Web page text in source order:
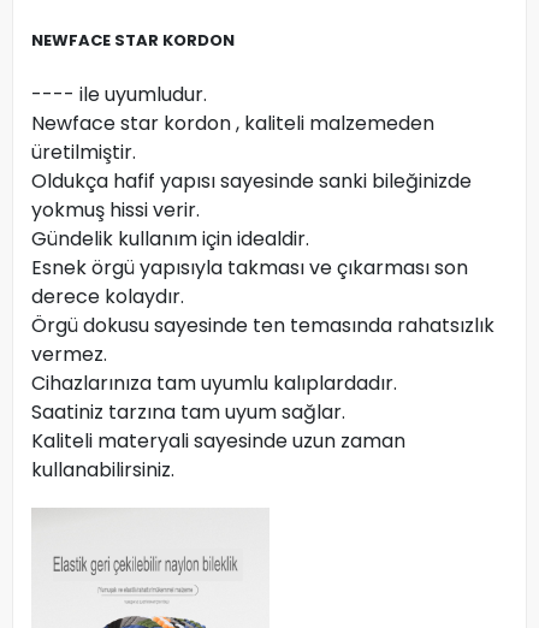
NEWFACE STAR KORDON
---- ile uyumludur.
Newface star kordon , kaliteli malzemeden
üretilmiştir.
Oldukça hafif yapısı sayesinde sanki bileğinizde
yokmuş hissi verir.
Gündelik kullanım için idealdir.
Esnek örgü yapısıyla takması ve çıkarması son
derece kolaydır.
Örgü dokusu sayesinde ten temasında rahatsızlık
vermez.
Cihazlarınıza tam uyumlu kalıplardadır.
Saatiniz tarzına tam uyum sağlar.
Kaliteli materyali sayesinde uzun zaman
kullanabilirsiniz.